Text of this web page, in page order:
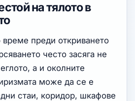
на тялото в
време преди откриването
често засяга не
а и околните
може да се е
стаи, коридор, шкафове